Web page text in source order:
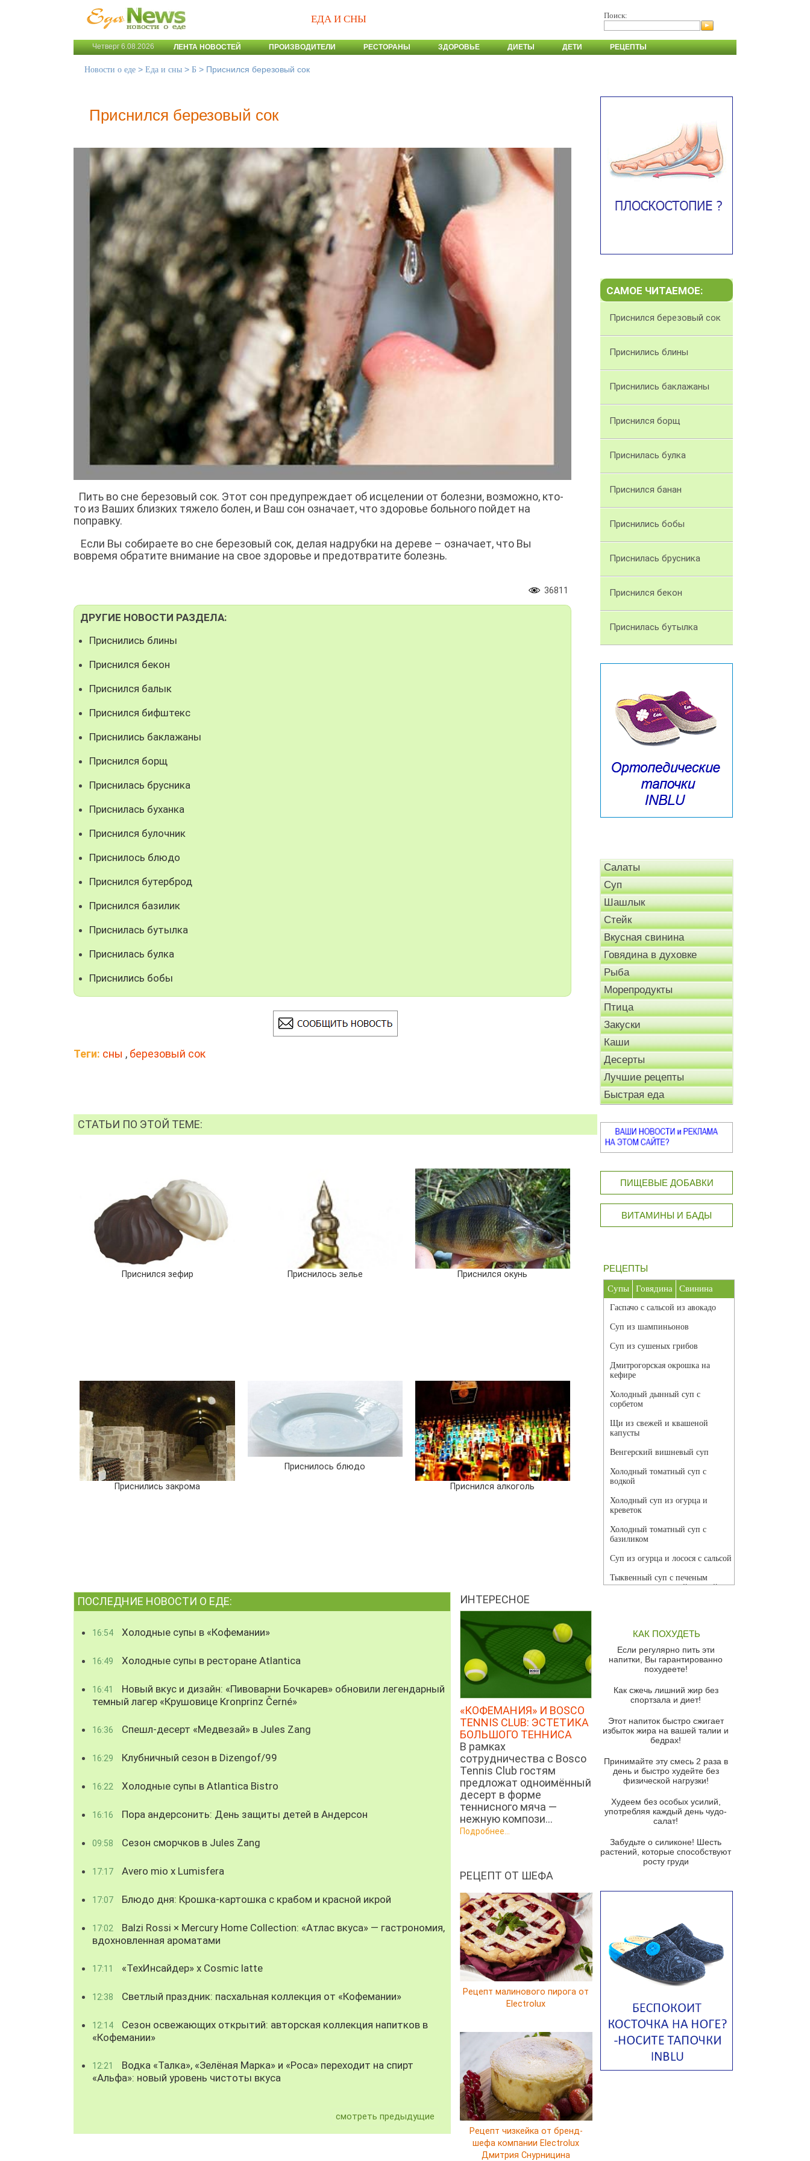
ЕДА И СНЫ Поиск:
Четверг 6.08.2026 ЛЕНТА НОВОСТЕЙ ПРОИЗВОДИТЕЛИ РЕСТОРАНЫ ЗДОРОВЬЕ ДИЕТЫ ДЕТИ РЕЦЕПТЫ
Новости о еде > Еда и сны > Б > Приснился березовый сок
Приснился березовый сок
Пить во сне березовый сок. Этот сон предупреждает об исцелении от болезни, возможно, кто-
то из Ваших близких тяжело болен, и Ваш сон означает, что здоровье больного пойдет на
поправку.
Если Вы собираете во сне березовый сок, делая надрубки на дереве – означает, что Вы
вовремя обратите внимание на свое здоровье и предотвратите болезнь.
36811
ДРУГИЕ НОВОСТИ РАЗДЕЛА:
Приснились блины
Приснился бекон
Приснился балык
Приснился бифштекс
Приснились баклажаны
Приснился борщ
Приснилась брусника
Приснилась буханка
Приснился булочник
Приснилось блюдо
Приснился бутерброд
Приснился базилик
Приснилась бутылка
Приснилась булка
Приснились бобы
Теги: сны , березовый сок
СТАТЬИ ПО ЭТОЙ ТЕМЕ:
Приснился зефир Приснилось зелье Приснился окунь
Приснились закрома
Приснилось блюдо
Приснился алкоголь
ПОСЛЕДНИЕ НОВОСТИ О ЕДЕ:
16:54 Холодные супы в «Кофемании»
16:49 Холодные супы в ресторане Atlantica
16:41
Новый вкус и дизайн: «Пивоварни Бочкарев» обновили легендарный
темный лагер «Крушовице Kronprinz Černé»
16:36 Спешл-десерт «Медвезай» в Jules Zang
16:29 Клубничный сезон в Dizengof/99
16:22 Холодные супы в Atlantica Bistro
16:16 Пора андерсонить: День защиты детей в Андерсон
09:58 Сезон сморчков в Jules Zang
17:17 Avero mio x Lumisfera
17:07 Блюдо дня: Крошка-картошка с крабом и красной икрой
17:02
Balzi Rossi × Mercury Home Collection: «Атлас вкуса» — гастрономия,
вдохновленная ароматами
17:11 «ТехИнсайдер» х Cosmic latte
12:38 Светлый праздник: пасхальная коллекция от «Кофемании»
12:14
Сезон освежающих открытий: авторская коллекция напитков в
«Кофемании»
12:21
Водка «Талка», «Зелёная Марка» и «Роса» переходит на спирт
«Альфа»: новый уровень чистоты вкуса
смотреть предыдущие
ИНТЕРЕСНОЕ
«КОФЕМАНИЯ» И BOSCO
TENNIS CLUB: ЭСТЕТИКА
БОЛЬШОГО ТЕННИСА
В рамках
сотрудничества с Bosco
Tennis Club гостям
предложат одноимённый
десерт в форме
теннисного мяча —
нежную компози...
Подробнее...
РЕЦЕПТ ОТ ШЕФА
Рецепт малинового пирога от
Electrolux
Рецепт чизкейка от бренд-
шефа компании Electrolux
Дмитрия Снурницина
САМОЕ ЧИТАЕМОЕ:
Приснился березовый сок
Приснились блины
Приснились баклажаны
Приснился борщ
Приснилась булка
Приснился банан
Приснились бобы
Приснилась брусника
Приснился бекон
Приснилась бутылка
Салаты
Суп
Шашлык
Стейк
Вкусная свинина
Говядина в духовке
Рыба
Морепродукты
Птица
Закуски
Каши
Десерты
Лучшие рецепты
Быстрая еда
ПИЩЕВЫЕ ДОБАВКИ
ВИТАМИНЫ И БАДЫ
РЕЦЕПТЫ
Супы Говядина Свинина
Гаспачо с сальсой из авокадо
Суп из шампиньонов
Суп из сушеных грибов
Дмитрогорская окрошка на
кефире
Холодный дынный суп с
сорбетом
Щи из свежей и квашеной
капусты
Венгерский вишневый суп
Холодный томатный суп с
водкой
Холодный суп из огурца и
креветок
Холодный томатный суп с
базиликом
Суп из огурца и лосося с сальсой
Тыквенный суп с печеным
чесноком и томатной сальсой
красного перца
Парижский луковый суп
Суп из спаржи и горошка с
Суп-крем из цветной капусты
Французский луковый суп
Суп из баклажанов с моцареллой
Грибной крем-суп с кростини с
козьим сыром
Суп мисо с зеленым луком и
тофу
из рукколы
Португальский чесночный суп с
Ирландский картофельный суп
Суп из пастернака
Пряный морковный суп во время
зимних холодов
Американский суп из красной
фасоли с сальсой гуакамоле
Острый чечевичный суп с
кремом из петрушки
Суп с лапшой рамен в
КАК ПОХУДЕТЬ
Если регулярно пить эти
напитки, Вы гарантированно
похудеете!
Как сжечь лишний жир без
спортзала и диет!
Этот напиток быстро сжигает
избыток жира на вашей талии и
бедрах!
Принимайте эту смесь 2 раза в
день и быстро худейте без
физической нагрузки!
Худеем без особых усилий,
употребляя каждый день чудо-
салат!
Забудьте о силиконе! Шесть
растений, которые способствуют
росту груди